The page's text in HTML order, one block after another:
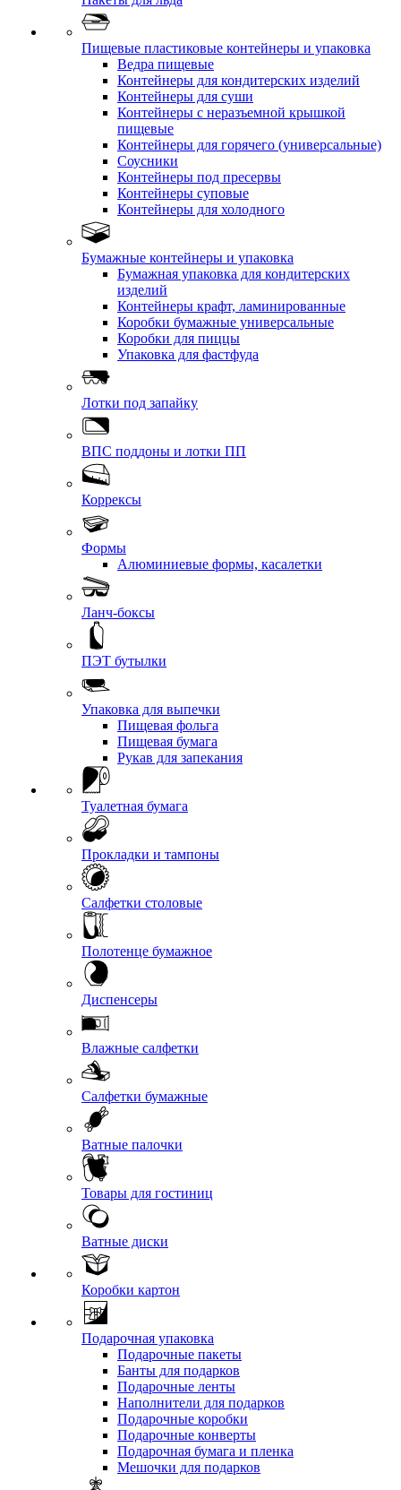
Пищевые пластиковые контейнеры и упаковка
Ведра пищевые
Контейнеры для кондитерских изделий
Контейнеры для суши
Контейнеры с неразъемной крышкой
пищевые
Контейнеры для горячего (универсальные)
Соусники
Контейнеры под пресервы
Контейнеры суповые
Контейнеры для холодного
Бумажные контейнеры и упаковка
Бумажная упаковка для кондитерских
изделий
Контейнеры крафт, ламинированные
Коробки бумажные универсальные
Коробки для пиццы
Упаковка для фастфуда
Лотки под запайку
ВПС поддоны и лотки ПП
Коррексы
Формы
Алюминиевые формы, касалетки
Ланч-боксы
ПЭТ бутылки
Упаковка для выпечки
Пищевая фольга
Пищевая бумага
Рукав для запекания
Туалетная бумага
Прокладки и тампоны
Салфетки столовые
Полотенце бумажное
Диспенсеры
Влажные салфетки
Салфетки бумажные
Ватные палочки
Товары для гостиниц
Ватные диски
Коробки картон
Подарочная упаковка
Подарочные пакеты
Банты для подарков
Подарочные ленты
Наполнители для подарков
Подарочные коробки
Подарочные конверты
Подарочная бумага и пленка
Мешочки для подарков